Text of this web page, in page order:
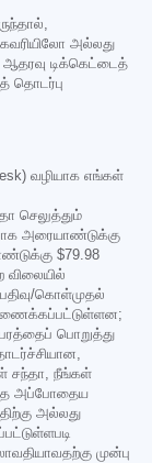
அல்லது
டிக்கெட்டைத்
தொடர்பு
வழியாக எங்கள்
செலுத்தும்
அரையாண்டுக்கு
$79.98
விலையில்
கொள்முதல்
பொறுத்து
சந்தா, நீங்கள்
அப்போதைய
அல்லது
முன்பு